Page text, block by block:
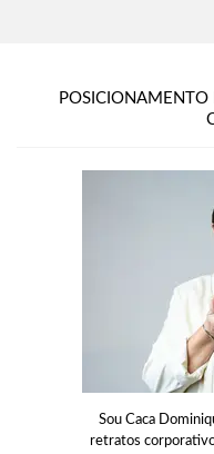
POSICIONAMENTO
Sou Caca
retratos